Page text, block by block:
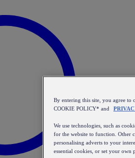
By entering this site, you agree to
COOKIE POLICY* and
We use technologies, such as
for the website to function. Other
personalising adverts to your
essential cookies, or set your own